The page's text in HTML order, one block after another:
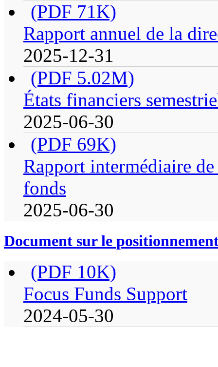
(PDF 71K)
Rapport annuel de la
2025-12-31
(PDF 5.02M)
États financiers
2025-06-30
(PDF 69K)
Rapport intermédiaire
fonds
2025-06-30
Document sur le
(PDF 10K)
Focus Funds Support
2024-05-30